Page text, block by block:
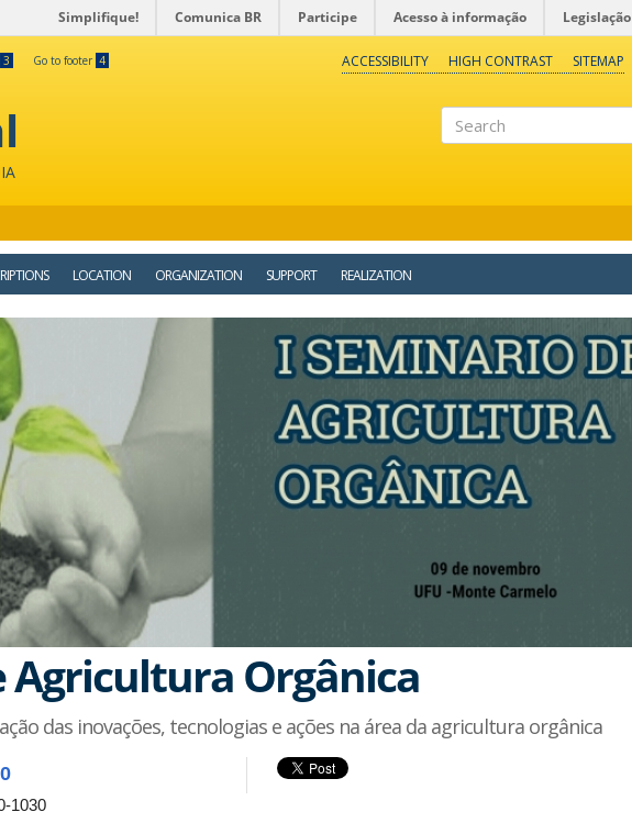
Simplifique! Comunica BR Participe Acesso à informação Legislação
3 Go to footer 4 ACCESSIBILITY HIGH CONTRAST SITEMAP
LOCATION ORGANIZATION SUPPORT REALIZATION
Agricultura Orgânica
das inovações, tecnologias e ações na área da agricultura orgânica
1030